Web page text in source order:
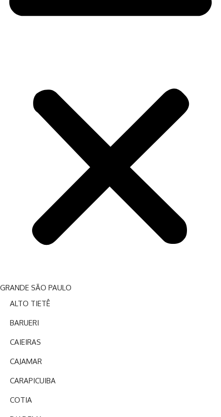
GRANDE SÃO PAULO
ALTO TIETÊ
BARUERI
CAIEIRAS
CAJAMAR
CARAPICUIBA
COTIA